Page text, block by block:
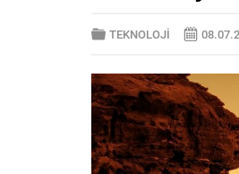
TEKNOLOJİ